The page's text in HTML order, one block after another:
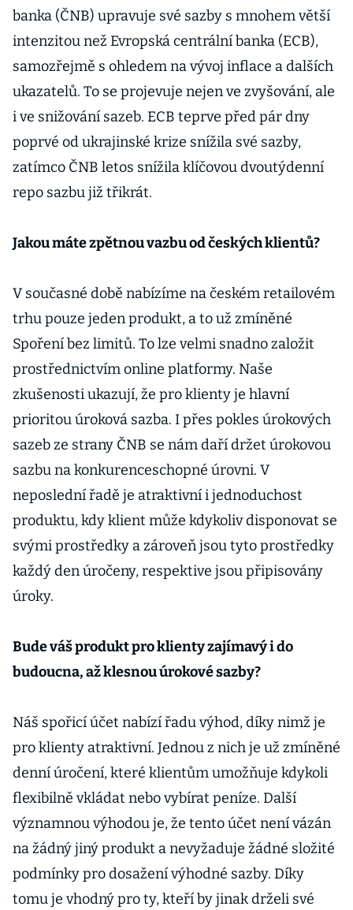
banka (ČNB) upravuje své sazby s mnohem větší
intenzitou než Evropská centrální banka (ECB),
samozřejmě s ohledem na vývoj inflace a dalších
ukazatelů. To se projevuje nejen ve zvyšování, ale
i ve snižování sazeb. ECB teprve před pár dny
poprvé od ukrajinské krize snížila své sazby,
zatímco ČNB letos snížila klíčovou dvoutýdenní
repo sazbu již třikrát.
Jakou máte zpětnou vazbu od českých klientů?
V současné době nabízíme na českém retailovém
trhu pouze jeden produkt, a to už zmíněné
Spoření bez limitů. To lze velmi snadno založit
prostřednictvím online platformy. Naše
zkušenosti ukazují, že pro klienty je hlavní
prioritou úroková sazba. I přes pokles úrokových
sazeb ze strany ČNB se nám daří držet úrokovou
sazbu na konkurenceschopné úrovni. V
neposlední řadě je atraktivní i jednoduchost
produktu, kdy klient může kdykoliv disponovat se
svými prostředky a zároveň jsou tyto prostředky
každý den úročeny, respektive jsou připisovány
úroky.
Bude váš produkt pro klienty zajímavý i do
budoucna, až klesnou úrokové sazby?
Náš spořicí účet nabízí řadu výhod, díky nimž je
pro klienty atraktivní. Jednou z nich je už zmíněné
denní úročení, které klientům umožňuje kdykoli
flexibilně vkládat nebo vybírat peníze. Další
významnou výhodou je, že tento účet není vázán
na žádný jiný produkt a nevyžaduje žádné složité
podmínky pro dosažení výhodné sazby. Díky
tomu je vhodný pro ty, kteří by jinak drželi své